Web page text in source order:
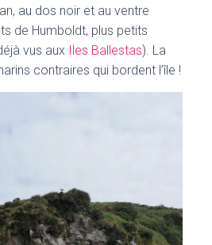
au dos noir et au ventre
de Humboldt, plus petits
vus aux
Iles Ballestas). La
contraires qui bordent l’île !